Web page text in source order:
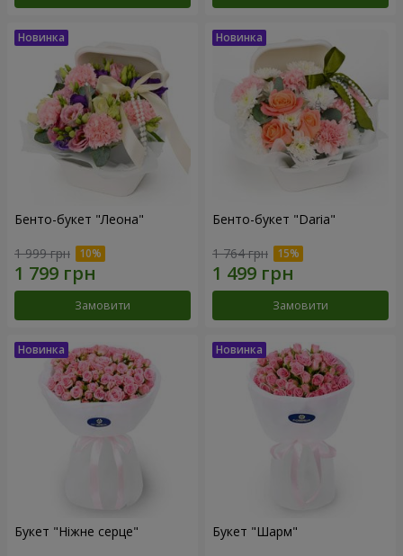
Бенто-букет "Леона"
1 999 грн
Замовити
Бенто-букет "Daria"
1 764 грн
Замовити
Букет "Ніжне серце" Букет "Шарм"